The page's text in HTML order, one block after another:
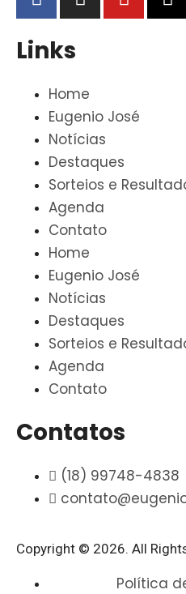
Links
Home
Eugenio José
Notícias
Destaques
Sorteios e
Agenda
Contato
Home
Eugenio José
Notícias
Destaques
Sorteios e
Agenda
Contato
Contatos
(18) 99748-4838
Copyright © 2026. All
Política